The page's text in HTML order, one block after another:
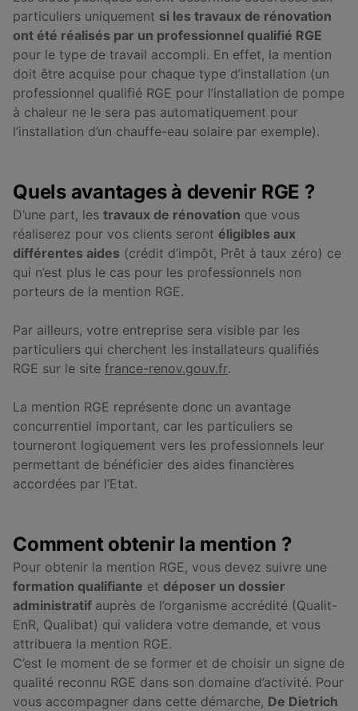
particuliers uniquement si les travaux de rénovation
ont été réalisés par un professionnel qualifié RGE
pour le type de travail accompli. En effet, la mention
doit être acquise pour chaque type d’installation (un
professionnel qualifié RGE pour l’installation de pompe
à chaleur ne le sera pas automatiquement pour
l’installation d’un chauffe-eau solaire par exemple).
Quels avantages à devenir RGE ?
D’une part, les travaux de rénovation que vous
réaliserez pour vos clients seront éligibles aux
différentes aides (crédit d’impôt, Prêt à taux zéro) ce
qui n’est plus le cas pour les professionnels non
porteurs de la mention RGE.
Par ailleurs, votre entreprise sera visible par les
particuliers qui cherchent les installateurs qualifiés
RGE sur le site france-renov.gouv.fr.
La mention RGE représente donc un avantage
concurrentiel important, car les particuliers se
tourneront logiquement vers les professionnels leur
permettant de bénéficier des aides financières
accordées par l’Etat.
Comment obtenir la mention ?
Pour obtenir la mention RGE, vous devez suivre une
formation qualifiante et déposer un dossier
administratif auprès de l’organisme accrédité (Qualit-
EnR, Qualibat) qui validera votre demande, et vous
attribuera la mention RGE.
C’est le moment de se former et de choisir un signe de
qualité reconnu RGE dans son domaine d’activité. Pour
vous accompagner dans cette démarche, De Dietrich